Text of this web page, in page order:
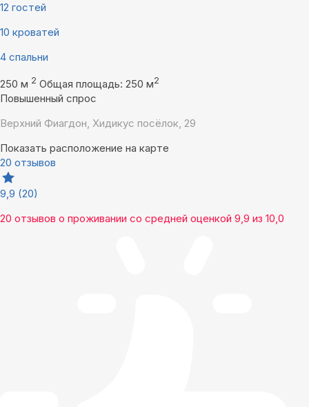
12 гостей
10 кроватей
4 спальни
250 м 2 Общая площадь: 250 м2
Повышенный спрос
Верхний Фиагдон, Хидикус посёлок, 29
Показать расположение на карте
20 отзывов
9,9 (20)
20 отзывов о проживании со средней оценкой 9,9 из 10,0